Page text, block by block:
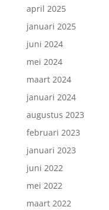
april 2025
januari 2025
juni 2024
mei 2024
maart 2024
januari 2024
augustus 2023
februari 2023
januari 2023
juni 2022
mei 2022
maart 2022